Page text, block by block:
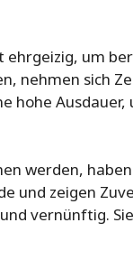
um
nehmen sich
hohe Ausdauer,
werden,
und zeigen
vernünftig.